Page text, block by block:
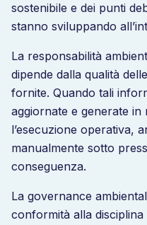
sostenibile e dei punti
stanno sviluppando
La responsabilità
dipende dalla qualità
fornite. Quando tali
aggiornate e generate
l’esecuzione operativa,
manualmente sotto
conseguenza.
La governance
conformità alla